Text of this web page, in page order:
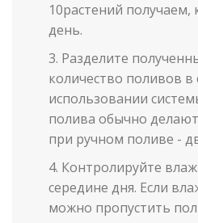
10растений получаем,
день.
Разделите
количество поливов в
использовании
полива обычно
при ручном поливе -
Контролируйте
середине дня. Если
можно пропустить